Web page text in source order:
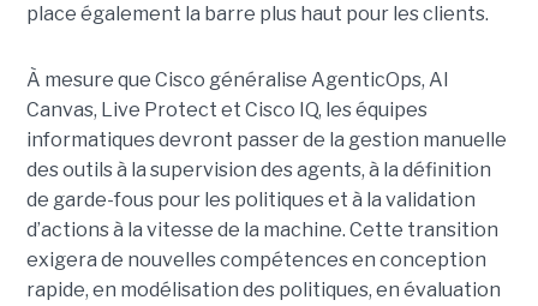
place également la barre plus haut pour les clients.
À mesure que Cisco généralise AgenticOps, AI
Canvas, Live Protect et Cisco IQ, les équipes
informatiques devront passer de la gestion manuelle
des outils à la supervision des agents, à la définition
de garde-fous pour les politiques et à la validation
d’actions à la vitesse de la machine. Cette transition
exigera de nouvelles compétences en conception
rapide, en modélisation des politiques, en évaluation